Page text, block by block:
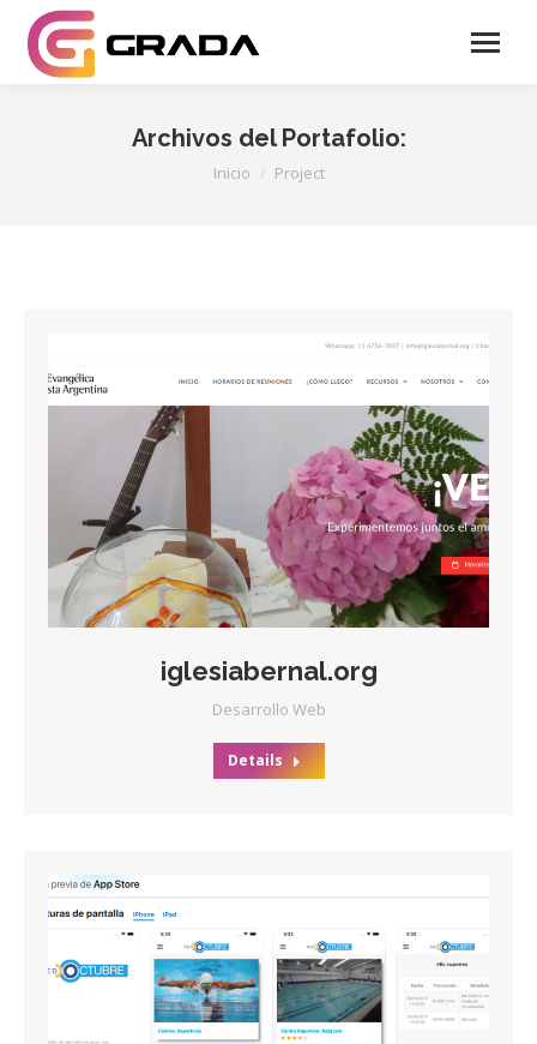
Archivos del Portafolio:
Estás aquí:
Inicio Project
iglesiabernal.org
Desarrollo Web
Details